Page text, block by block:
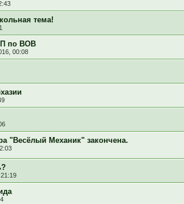
тема!
по ВОВ
00:08
"Весёлый Механик" закончена.